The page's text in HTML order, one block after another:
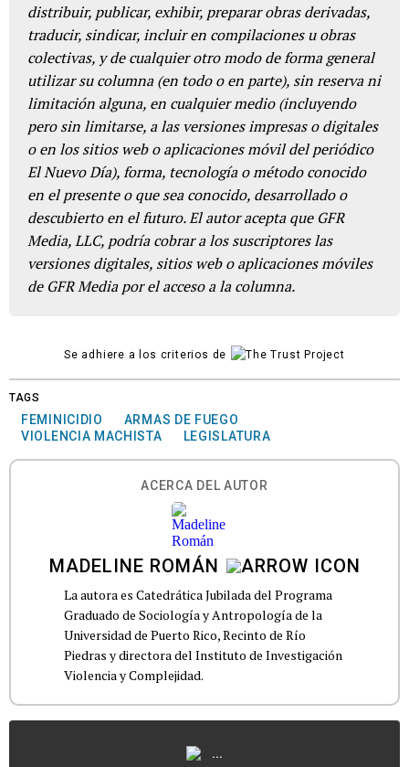
distribuir, publicar, exhibir, preparar obras derivadas,
traducir, sindicar, incluir en compilaciones u obras
colectivas, y de cualquier otro modo de forma general
utilizar su columna (en todo o en parte), sin reserva ni
limitación alguna, en cualquier medio (incluyendo
pero sin limitarse, a las versiones impresas o digitales
o en los sitios web o aplicaciones móvil del periódico
El Nuevo Día), forma, tecnología o método conocido
en el presente o que sea conocido, desarrollado o
descubierto en el futuro. El autor acepta que GFR
Media, LLC, podría cobrar a los suscriptores las
versiones digitales, sitios web o aplicaciones móviles
de GFR Media por el acceso a la columna.
Se adhiere a los criterios de
TAGS
FEMINICIDIO
ARMAS DE FUEGO
VIOLENCIA MACHISTA
LEGISLATURA
ACERCA DEL AUTOR
MADELINE ROMÁN
La autora es Catedrática Jubilada del Programa
Graduado de Sociología y Antropología de la
Universidad de Puerto Rico, Recinto de Río
Piedras y directora del Instituto de Investigación
Violencia y Complejidad.
...